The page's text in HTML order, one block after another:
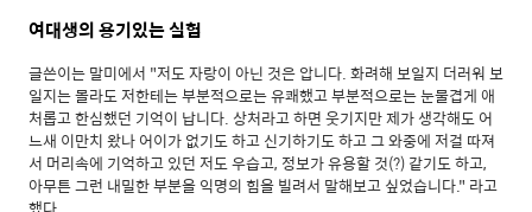
여대생의 용기있는 실험
글쓴이는 말미에서 "저도 자랑이 아닌 것은 압니다. 화려해 보일지 더러워 보
일지는 몰라도 저한테는 부분적으로는 유쾌했고 부분적으로는 눈물겹게 애
처롭고 한심했던 기억이 납니다. 상처라고 하면 웃기지만 제가 생각해도 어
느새 이만치 왔나 어이가 없기도 하고 신기하기도 하고 그 와중에 저걸 따져
서 머리속에 기억하고 있던 저도 우습고, 정보가 유용할 것(?) 같기도 하고,
아무튼 그런 내밀한 부분을 익명의 힘을 빌려서 말해보고 싶었습니다." 라고